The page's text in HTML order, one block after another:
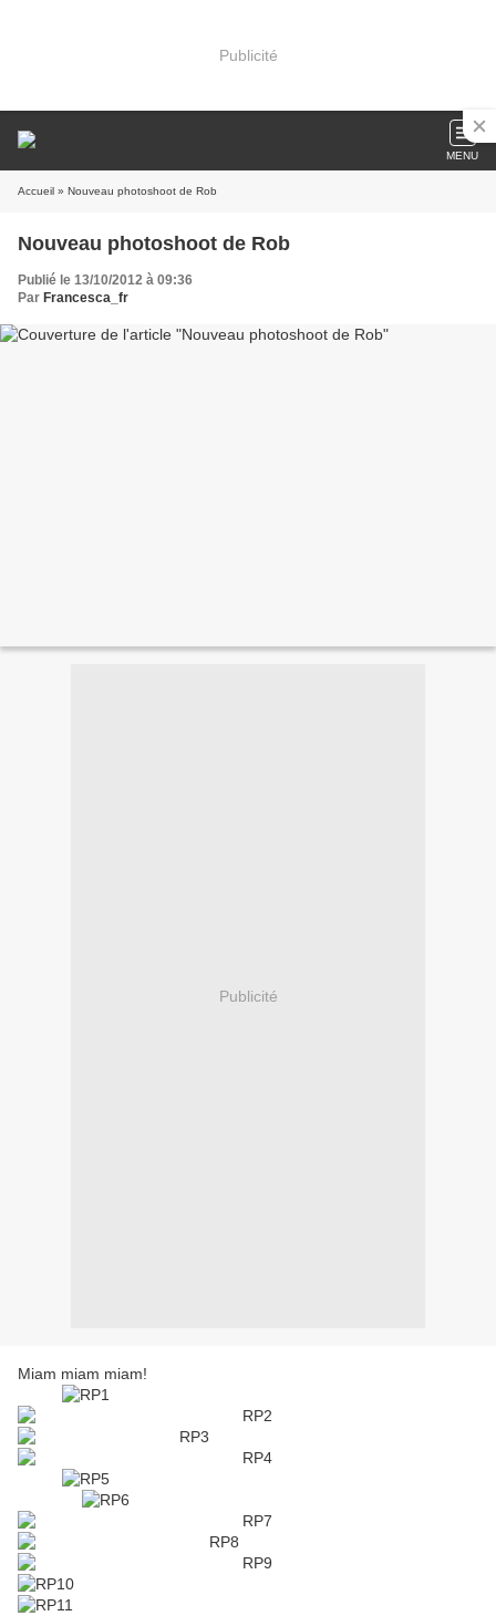
Publicité
MENU
Accueil » Nouveau photoshoot de Rob
Nouveau photoshoot de Rob
Publié le 13/10/2012 à 09:36
Par Francesca_fr
Publicité
Miam miam miam!